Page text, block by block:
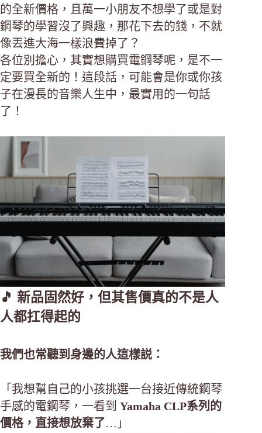
的全新價格，且萬一小朋友不想學了或是對
鋼琴的學習沒了興趣，那花下去的錢，不就
像丟進大海一樣浪費掉了？
各位別擔心，其實想購買電鋼琴呢，是不一
定要買全新的！這段話，可能會是你或你孩
子在漫長的音樂人生中，最實用的一句話
了！
🎵 新品固然好，但其售價真的不是人
人都扛得起的
我們也常聽到身邊的人這樣説：
「我想幫自己的小孩挑選一台接近傳統鋼琴
手感的電鋼琴，一看到 Yamaha CLP系列的
價格，直接想放棄了…」